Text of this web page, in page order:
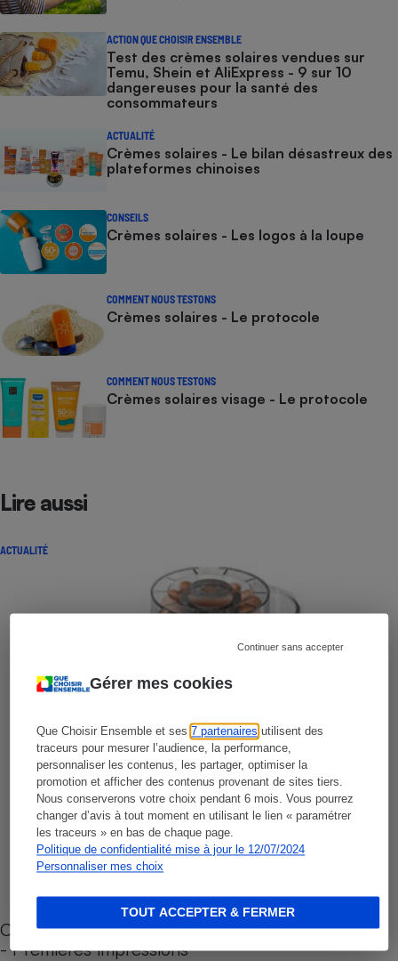
Gérer mes cookies
Que Choisir Ensemble et ses7 partenaires utilisent des
traceurs pour mesurer l’audience, la performance,
personnaliser les contenus, les partager, optimiser la
promotion et afficher des contenus provenant de sites tiers.
Nous conserverons votre choix pendant 6 mois. Vous pourrez
changer d’avis à tout moment en utilisant le lien « paramétrer
les traceurs » en bas de chaque page.
Politique de confidentialité mise à jour le 12/07/2024
Personnaliser mes choix
Continuer sans accepter
TOUT ACCEPTER & FERMER
ACTION QUE CHOISIR ENSEMBLE
Test des crèmes solaires vendues sur
Temu, Shein et AliExpress - 9 sur 10
dangereuses pour la santé des
consommateurs
ACTUALITÉ
Crèmes solaires - Le bilan désastreux des
plateformes chinoises
CONSEILS
Crèmes solaires - Les logos à la loupe
COMMENT NOUS TESTONS
Crèmes solaires - Le protocole
COMMENT NOUS TESTONS
Crèmes solaires visage - Le protocole
Lire aussi
ACTUALITÉ
Cafetière à capsules zéro déchet CoffeeB (vidéo)
- Premières impressions